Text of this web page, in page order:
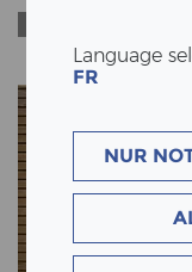
Language
FR
NUR